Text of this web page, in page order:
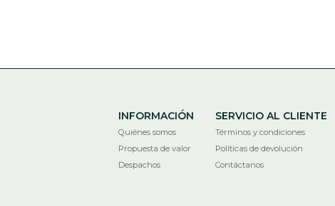
INFORMACIÓN
Quiénes somos
Propuesta de valor
Despachos
SERVICIO AL CLIENTE
Términos y condiciones
Políticas de devolución
Contáctanos